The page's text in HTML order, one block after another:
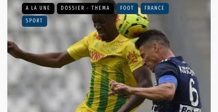
A LA UNE DOSSIER - THEMA FOOT FRANCE
SPORT